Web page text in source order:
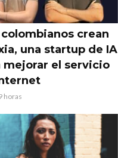
colombianos crean
una startup de IA
mejorar el servicio
horas